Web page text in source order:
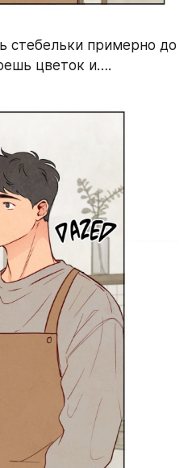
примерно до
цветок и….